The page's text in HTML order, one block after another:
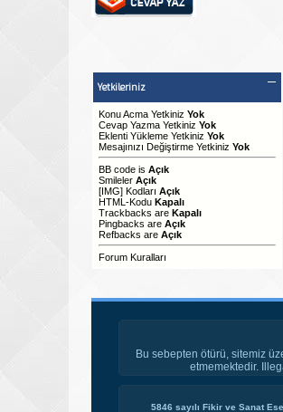
Yetkileriniz
Konu Acma Yetkiniz Yok
Cevap Yazma Yetkiniz Yok
Eklenti Yükleme Yetkiniz Yok
Mesajınızı Değiştirme Yetkiniz Yok
BB codeis Açık
Smileler Açık
[IMG]Kodları Açık
HTML-Kodu Kapalı
Trackbacks are Kapalı
Pingbacks are Açık
Refbacks are Açık
Forum Kuralları
Bu sebepten ötürü, sitemiz
etmemektedir.
5846 sayılı Fikir ve Sanat